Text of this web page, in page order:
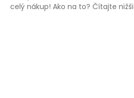
celý nákup! Ako na to? Čítajte